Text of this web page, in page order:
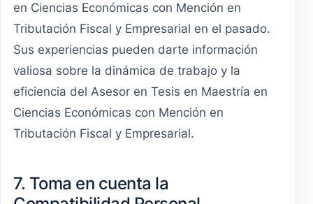
en Ciencias Económicas con Mención en
Tributación Fiscal y Empresarial en el pasado.
Sus experiencias pueden darte información
valiosa sobre la dinámica de trabajo y la
eficiencia del Asesor en Tesis en Maestría en
Ciencias Económicas con Mención en
Tributación Fiscal y Empresarial.
7. Toma en cuenta la